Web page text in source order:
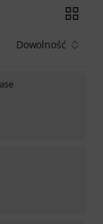
Dowolność